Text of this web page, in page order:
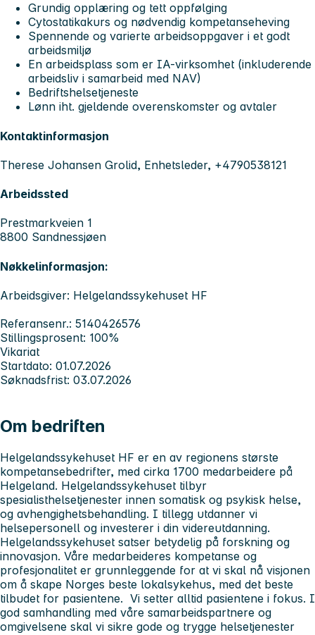
Grundig opplæring og tett oppfølging
Cytostatikakurs og nødvendig kompetanseheving
Spennende og varierte arbeidsoppgaver i et godt
arbeidsmiljø
En arbeidsplass som er IA-virksomhet (inkluderende
arbeidsliv i samarbeid med NAV)
Bedriftshelsetjeneste
Lønn iht. gjeldende overenskomster og avtaler
Kontaktinformasjon
Therese Johansen Grolid, Enhetsleder, +4790538121
Arbeidssted
Prestmarkveien 1
8800 Sandnessjøen
Nøkkelinformasjon:
Arbeidsgiver: Helgelandssykehuset HF
Referansenr.: 5140426576
Stillingsprosent: 100%
Vikariat
Startdato: 01.07.2026
Søknadsfrist: 03.07.2026
Om bedriften
Helgelandssykehuset HF er en av regionens største
kompetansebedrifter, med cirka 1700 medarbeidere på
Helgeland. Helgelandssykehuset tilbyr
spesialisthelsetjenester innen somatisk og psykisk helse,
og avhengighetsbehandling. I tillegg utdanner vi
helsepersonell og investerer i din videreutdanning.
Helgelandssykehuset satser betydelig på forskning og
innovasjon. Våre medarbeideres kompetanse og
profesjonalitet er grunnleggende for at vi skal nå visjonen
om å skape Norges beste lokalsykehus, med det beste
tilbudet for pasientene. Vi setter alltid pasientene i fokus. I
god samhandling med våre samarbeidspartnere og
omgivelsene skal vi sikre gode og trygge helsetjenester